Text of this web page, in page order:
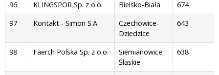
96 KLINGSPOR Sp. z o.o. Bielsko-Biała
674
97
Kontakt - Simon S.A.
Czechowice-
Dziedzice
643
98 Faerch Polska Sp. z o.o.
Siemianowice
Śląskie
638